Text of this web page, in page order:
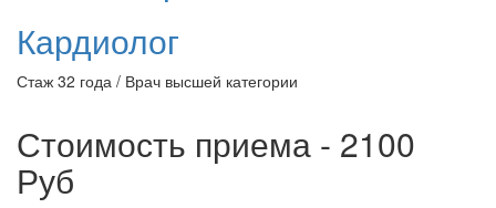
Кардиолог
Стаж 32 года / Врач высшей категории
Стоимость приема - 2100
Руб